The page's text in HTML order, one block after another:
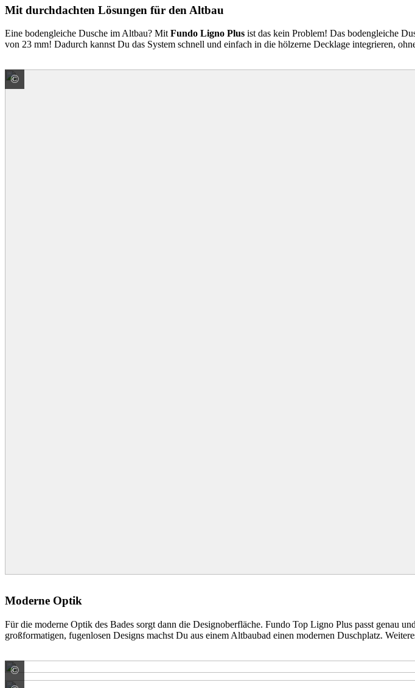
Mit durchdachten Lösungen für den Altbau
Eine bodengleiche Dusche im Altbau? MitFundo Ligno Plus ist das kein Problem! Das bodengleiche
von 23 mm! Dadurch kannst Du das System schnell und einfach in die hölzerne Decklage integrieren,
©
Moderne Optik
Für die moderne Optik des Bades sorgt dann die Designoberfläche. Fundo Top Ligno Plus passt genau
großformatigen, fugenlosen Designs machst Du aus einem Altbaubad einen modernen Duschplatz.
© ARDEX GmbH